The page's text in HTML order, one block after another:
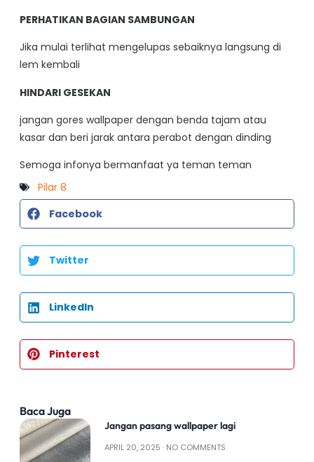
PERHATIKAN BAGIAN SAMBUNGAN
Jika mulai terlihat mengelupas sebaiknya langsung di
lem kembali
HINDARI GESEKAN
jangan gores wallpaper dengan benda tajam atau
kasar dan beri jarak antara perabot dengan dinding
Semoga infonya bermanfaat ya teman teman
Pilar 8
Facebook
Twitter
LinkedIn
Pinterest
Baca Juga
Jangan pasang wallpaper lagi
APRIL 20, 2025 NO COMMENTS